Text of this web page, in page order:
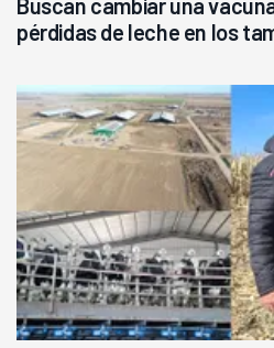
pérdidas de leche en los